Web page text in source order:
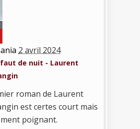
2 avril 2024
faut de nuit - Laurent
roman de Laurent
est certes court mais
poignant.